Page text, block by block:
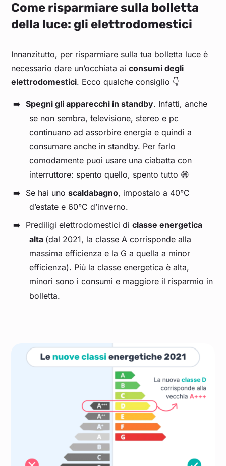
Come risparmiare sulla bolletta
della luce: gli elettrodomestici
Innanzitutto, per risparmiare sulla tua bolletta luce è
necessario dare un’occhiata aiconsumi degli
elettrodomestici. Ecco qualche consiglio 👇
Spegni gli apparecchi in standby. Infatti, anche
se non sembra, televisione, stereo e pc
continuano ad assorbire energia e quindi a
consumare anche in standby. Per farlo
comodamente puoi usare una ciabatta con
interruttore: spento quello, spento tutto 😄
Se hai uno scaldabagno, impostalo a 40°C
d’estate e 60°C d’inverno.
Prediligi elettrodomestici di classe energetica
alta (dal 2021, la classe A corrisponde alla
massima efficienza e la G a quella a minor
efficienza). Più la classe energetica è alta,
minori sono i consumi e maggiore il risparmio in
bolletta.